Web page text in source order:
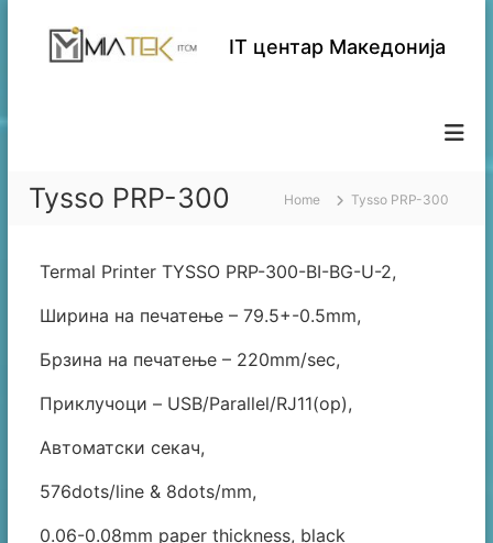
IT центар Македонија
Tysso PRP-300 Home Tysso PRP-300
Termal Printer TYSSO PRP-300-BI-BG-U-2,
Ширина на печатење – 79.5+-0.5mm,
Брзина на печатење – 220mm/sec,
Приклучоци – USB/Parallel/RJ11(op),
Автоматски секач,
576dots/line & 8dots/mm,
0.06-0.08mm paper thickness, black